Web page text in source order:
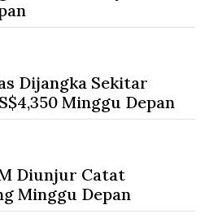
Dijangka Sekitar
Minggu Depan
Diunjur Catat
Minggu Depan